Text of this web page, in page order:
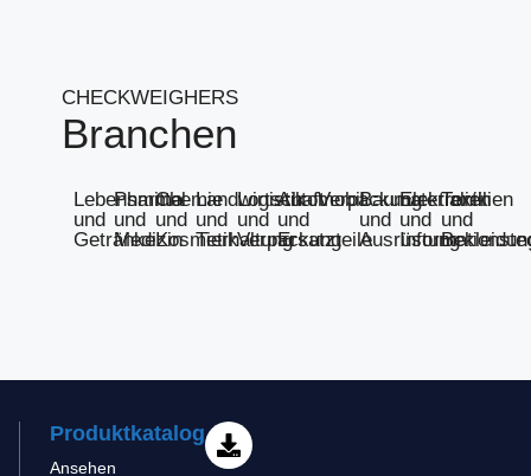
CHECKWEIGHERS
Branchen
Lebensmittel
und
Getränke
Pharma
und
Medizin
Chemie
und
Kosmetik
Landwirtschaft
und
Tierhaltung
Logistik
und
Verpackung
Automobil
und
Ersatzteile
Verpackung
Baumaterialien
und
Ausrüstung
Elektronik
und
Textilien
und
Produktkatalog
Ansehen